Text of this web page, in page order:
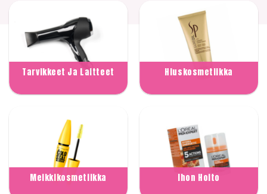
Tarvikkeet Ja Laitteet Hiuskosmetiikka
Meikkikosmetiikka Ihon Hoito